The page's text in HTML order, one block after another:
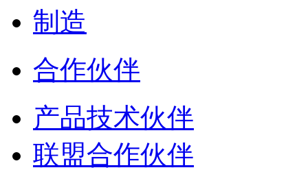
制造
合作伙伴
产品技术伙伴
联盟合作伙伴